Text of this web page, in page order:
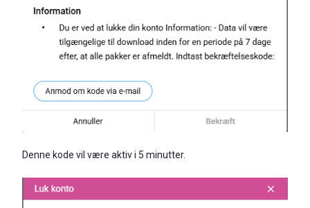
Denne kode vil være aktiv i 5 minutter.